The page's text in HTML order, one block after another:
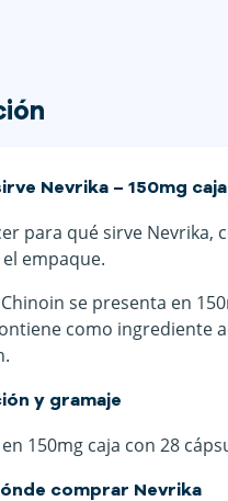
Nevrika – 150mg
para qué sirve Nevrika,
empaque.
se presenta en
como ingrediente
y gramaje
150mg caja con 28
comprar Nevrika